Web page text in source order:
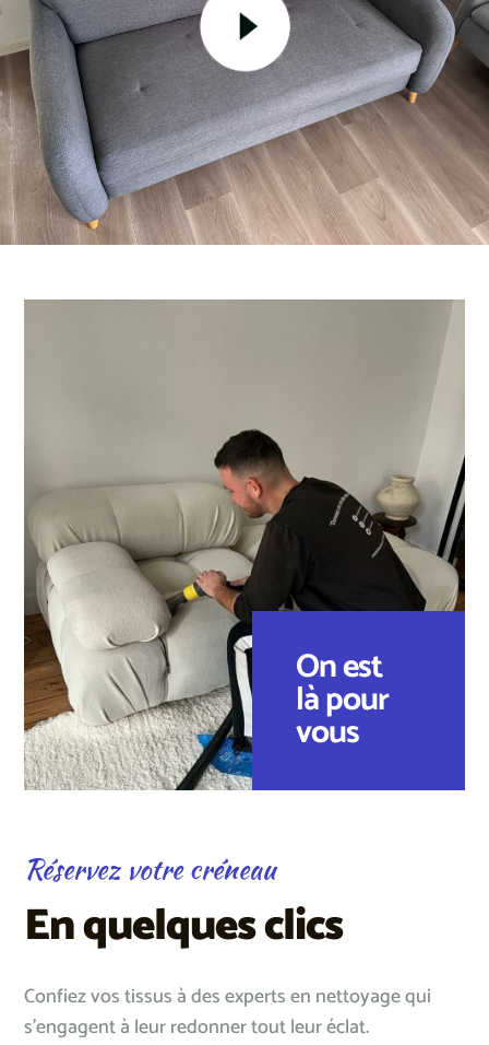
On est
là pour
vous
Réservez votre créneau
En quelques clics
Confiez vos tissus à des experts en nettoyage qui
s’engagent à leur redonner tout leur éclat.